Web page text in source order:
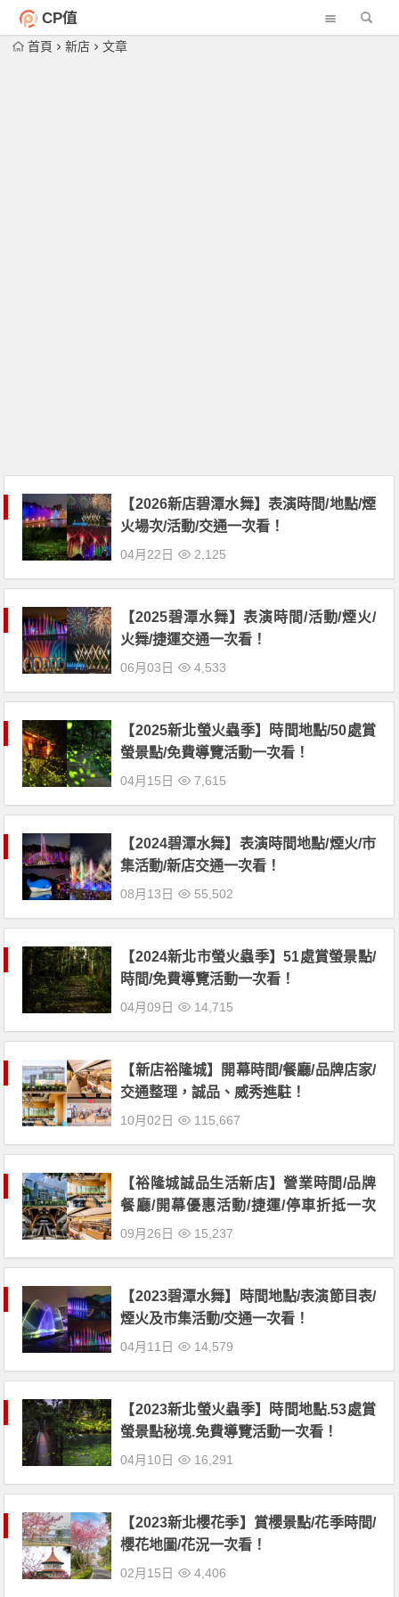
CP值
首頁 新店 文章
【2026新店碧潭水舞】表演時間/地點/煙
火場次/活動/交通一次看！
04月22日 2,125
【2025碧潭水舞】表演時間/活動/煙火/
火舞/捷運交通一次看！
06月03日 4,533
【2025新北螢火蟲季】時間地點/50處賞
螢景點/免費導覽活動一次看！
04月15日 7,615
【2024碧潭水舞】表演時間地點/煙火/市
集活動/新店交通一次看！
08月13日 55,502
【2024新北市螢火蟲季】51處賞螢景點/
時間/免費導覽活動一次看！
04月09日 14,715
【新店裕隆城】開幕時間/餐廳/品牌店家/
交通整理，誠品、威秀進駐！
10月02日 115,667
【裕隆城誠品生活新店】營業時間/品牌
餐廳/開幕優惠活動/捷運/停車折抵一次
看！
09月26日 15,237
【2023碧潭水舞】時間地點/表演節目表/
煙火及市集活動/交通一次看！
04月11日 14,579
【2023新北螢火蟲季】時間地點.53處賞
螢景點秘境.免費導覽活動一次看！
04月10日 16,291
【2023新北櫻花季】賞櫻景點/花季時間/
櫻花地圖/花況一次看！
02月15日 4,406